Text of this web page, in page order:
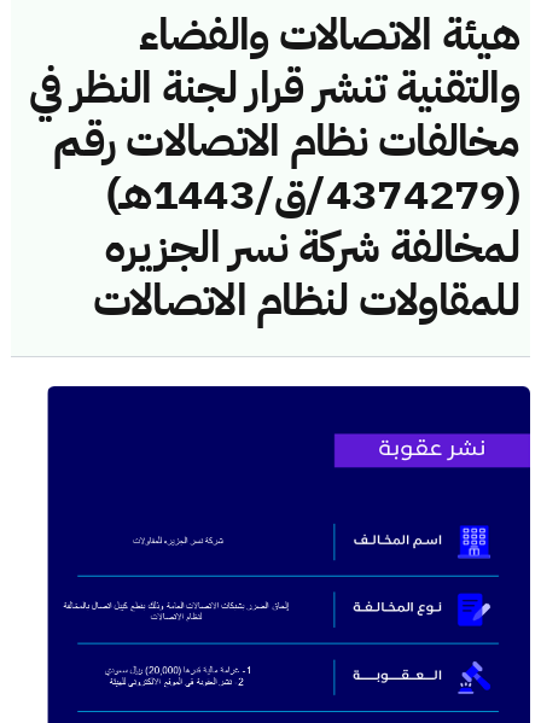
هيئة الاتصالات والفضاء
والتقنية تنشر قرار لجنة النظر في
مخالفات نظام الاتصالات رقم
(4374279/ق/1443هـ)
لمخالفة شركة نسر الجزيره
للمقاولات لنظام الاتصالات